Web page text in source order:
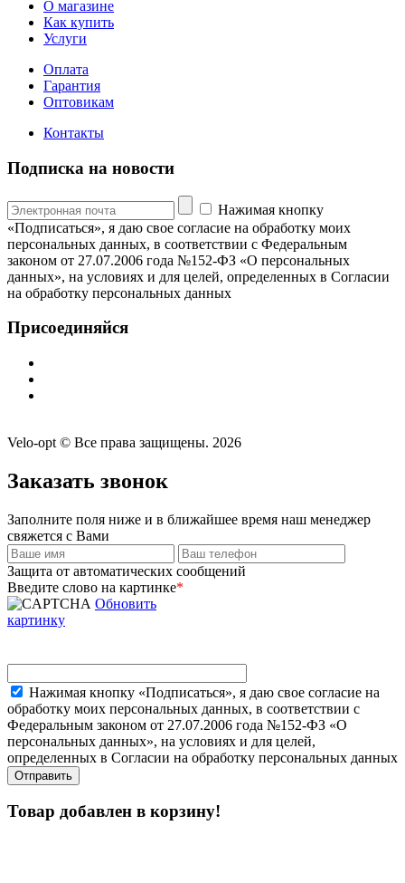
О магазине
Как купить
Услуги
Оплата
Гарантия
Оптовикам
Контакты
Подписка на новости
Нажимая кнопку
«Подписаться», я даю свое согласие на обработку моих
персональных данных, в соответствии с Федеральным
законом от 27.07.2006 года №152-ФЗ «О персональных
данных», на условиях и для целей, определенных в Согласии
на обработку персональных данных
Присоединяйся
Velo-opt © Все права защищены. 2026
Заказать звонок
Заполните поля ниже и в ближайшее время наш менеджер
свяжется с Вами
Защита от автоматических сообщений
Введите слово на картинке*
Обновить
картинку
Нажимая кнопку «Подписаться», я даю свое согласие на
обработку моих персональных данных, в соответствии с
Федеральным законом от 27.07.2006 года №152-ФЗ «О
персональных данных», на условиях и для целей,
определенных в Согласии на обработку персональных данных
Товар добавлен в корзину!